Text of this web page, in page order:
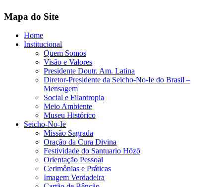
Mapa do Site
Home
Institucional
Quem Somos
Visão e Valores
Presidente Doutr. Am. Latina
Diretor-Presidente da Seicho-No-Ie do Brasil –
Mensagem
Social e Filantropia
Meio Ambiente
Museu Histórico
Seicho-No-Ie
Missão Sagrada
Oração da Cura Divina
Festividade do Santuario Hōzō
Orientação Pessoal
Cerimônias e Práticas
Imagem Verdadeira